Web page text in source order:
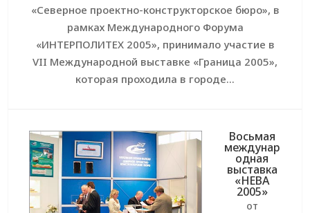
«Северное проектно-конструкторское бюро», в
рамках Международного Форума
«ИНТЕРПОЛИТЕХ 2005», принимало участие в
VII Международной выставке «Граница 2005»,
которая проходила в городе...
Восьмая
междунар
одная
выставка
«НЕВА
2005»
от